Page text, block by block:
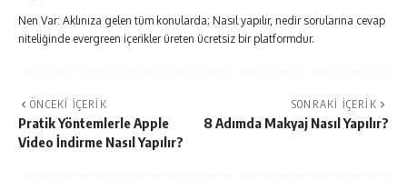
Nen Var: Aklınıza gelen tüm konularda; Nasıl yapılır, nedir sorularına cevap
niteliğinde evergreen içerikler üreten ücretsiz bir platformdur.
ÖNCEKI İÇERIK
Pratik Yöntemlerle Apple
Video İndirme Nasıl Yapılır?
SONRAKI İÇERIK
8 Adımda Makyaj Nasıl Yapılır?